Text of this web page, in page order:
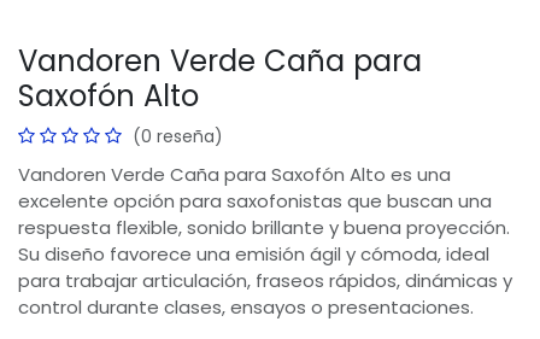
Vandoren Verde Caña para
Saxofón Alto
(0 reseña)
Vandoren Verde Caña para Saxofón Alto es una
excelente opción para saxofonistas que buscan una
respuesta flexible, sonido brillante y buena proyección.
Su diseño favorece una emisión ágil y cómoda, ideal
para trabajar articulación, fraseos rápidos, dinámicas y
control durante clases, ensayos o presentaciones.